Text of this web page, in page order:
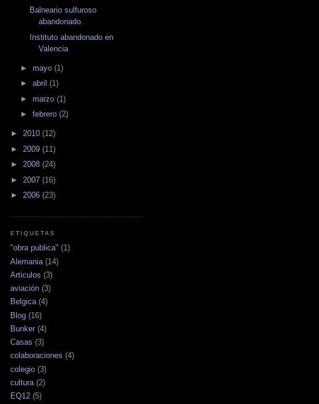
Balneario sulfuroso
abandonado.
Instituto abandonado en
Valencia
► mayo (1)
► abril (1)
► marzo (1)
► febrero (2)
► 2010 (12)
► 2009 (11)
► 2008 (24)
► 2007 (16)
► 2006 (23)
ETIQUETAS
"obra publica" (1)
Alemania (14)
Articulos (3)
aviación (3)
Belgica (4)
Blog (16)
Bunker (4)
Casas (3)
colaboraciones (4)
colegio (3)
cultura (2)
EQ12 (5)